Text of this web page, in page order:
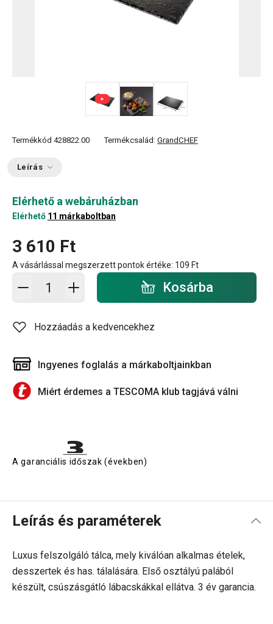
Termékkód 428822.00 Termékcsalád: GrandCHEF
Leírás
Elérhető a webáruházban
Elérhető 11 márkaboltban
3 610 Ft
A vásárlással megszerzett pontok értéke: 109 Ft
Kosárba - mennyiség Kosárba
Hozzáadás a kedvencekhez
Ingyenes foglalás a márkaboltjainkban
Miért érdemes a TESCOMA klub tagjává válni
A garanciális időszak (években)
Leírás és paraméterek
Luxus felszolgáló tálca, mely kiválóan alkalmas ételek,
desszertek és has. tálalására. Első osztályú palából
készült, csúszásgátló lábacskákkal ellátva. 3 év garancia.